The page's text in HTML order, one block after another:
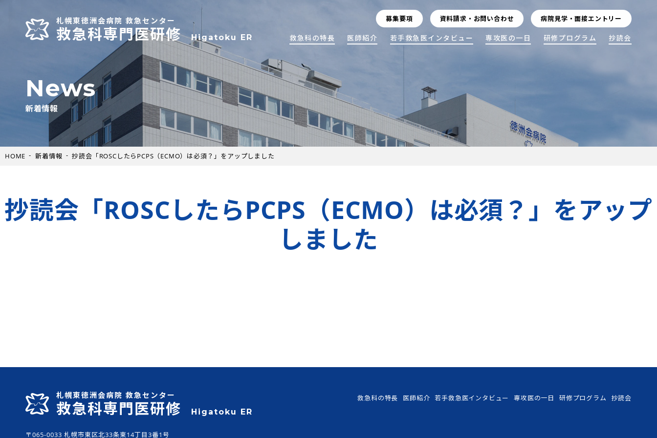
札幌東徳洲会病院 救急センター
救急科専門医研修 Higatoku ER 救急科の特長 医師紹介 若手救急医インタビュー 専攻医の一日 研修プログラム 抄読会
募集要項 資料請求・お問い合わせ 病院見学・面接エントリー
News
新着情報
HOME 新着情報 抄読会「ROSCしたらPCPS（ECMO）は必須？」をアップしました
抄読会「ROSCしたらPCPS（ECMO）は必須？」をアップ
しました
札幌東徳洲会病院 救急センター
救急科専門医研修 Higatoku ER
〒065-0033 札幌市東区北33条東14丁目3番1号
救急科の特長 医師紹介 若手救急医インタビュー 専攻医の一日 研修プログラム 抄読会